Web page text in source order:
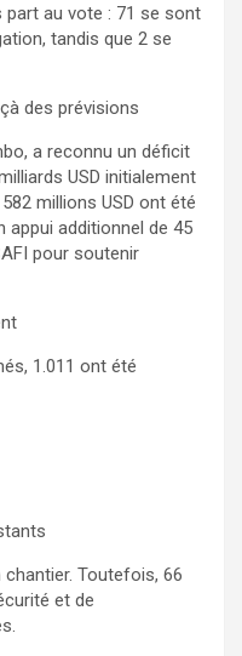
part au vote : 71 se sont
tandis que 2 se
des prévisions
a reconnu un déficit
USD initialement
millions USD ont été
appui additionnel de 45
pour soutenir
1.011 ont été
Toutefois, 66
et de